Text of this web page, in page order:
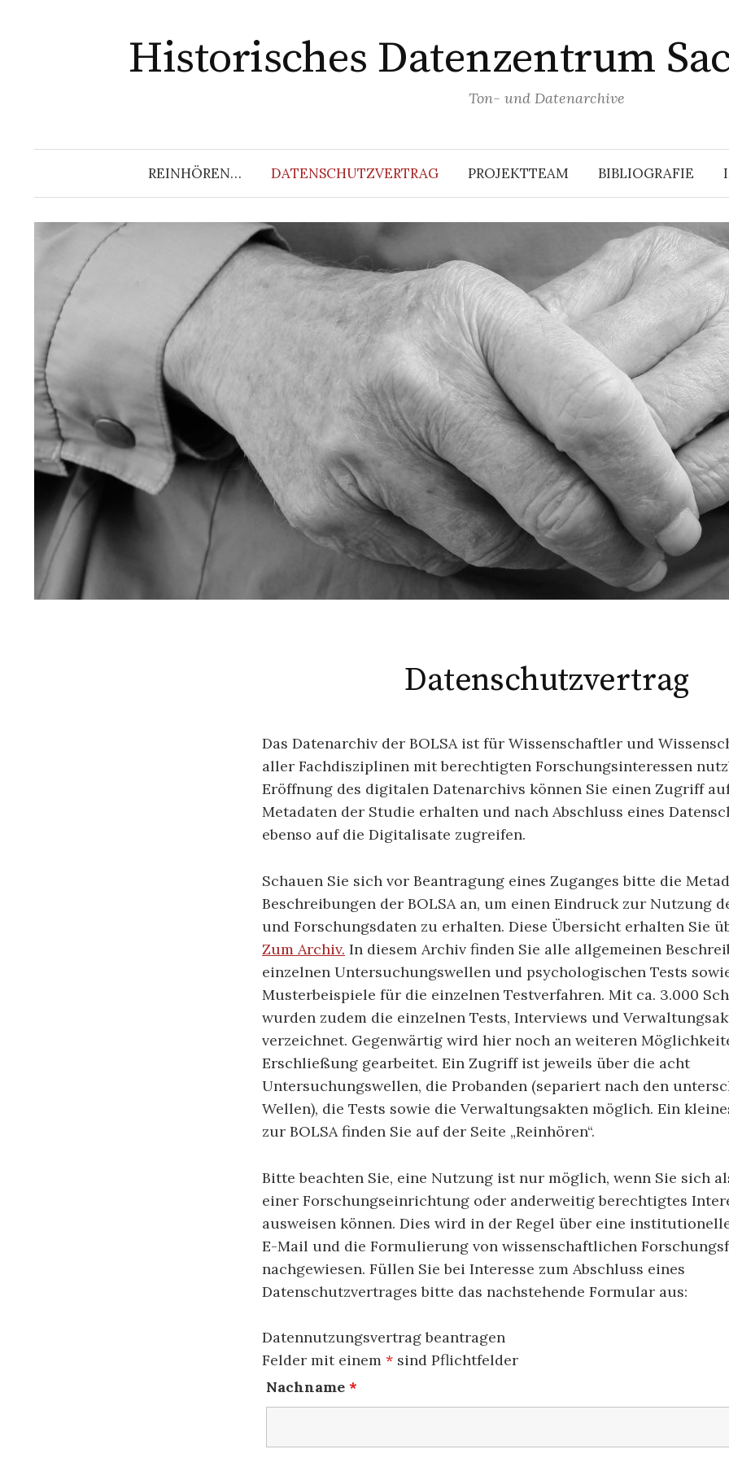
Historisches Datenzentrum
Ton- und Datenarchive
REINHÖREN… DATENSCHUTZVERTRAG PROJEKTTEAM BIBLIOGRAFIE
Datenschutzvertrag
Das Datenarchiv der BOLSA ist für Wissenschaftler und
aller Fachdisziplinen mit berechtigten Forschungsinteressen
Eröffnung des digitalen Datenarchivs können Sie einen Zugriff
Metadaten der Studie erhalten und nach Abschluss eines
ebenso auf die Digitalisate zugreifen.
Schauen Sie sich vor Beantragung eines Zuganges bitte die
Beschreibungen der BOLSA an, um einen Eindruck zur Nutzung
und Forschungsdaten zu erhalten. Diese Übersicht erhalten Sie
Zum Archiv. In diesem Archiv finden Sie alle allgemeinen
einzelnen Untersuchungswellen und psychologischen Tests
Musterbeispiele für die einzelnen Testverfahren. Mit ca. 3.000
wurden zudem die einzelnen Tests, Interviews und
verzeichnet. Gegenwärtig wird hier noch an weiteren
Erschließung gearbeitet. Ein Zugriff ist jeweils über die acht
Untersuchungswellen, die Probanden (separiert nach den
Wellen), die Tests sowie die Verwaltungsakten möglich. Ein
zur BOLSA finden Sie auf der Seite „Reinhören“.
Bitte beachten Sie, eine Nutzung ist nur möglich, wenn Sie sich
einer Forschungseinrichtung oder anderweitig berechtigtes
ausweisen können. Dies wird in der Regel über eine
E-Mail und die Formulierung von wissenschaftlichen
nachgewiesen. Füllen Sie bei Interesse zum Abschluss eines
Datenschutzvertrages bitte das nachstehende Formular aus:
Datennutzungsvertrag beantragen
Felder mit einem * sind Pflichtfelder
Nachname *